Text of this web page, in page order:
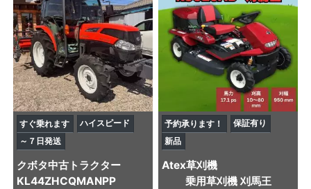
すぐ乗れます
ハイスピード
～７日発送
クボタ中古トラクター
KL44ZHCQMANPP
予約承ります！
保証有り
新品
Atex草刈機
乗用草刈機 刈馬王